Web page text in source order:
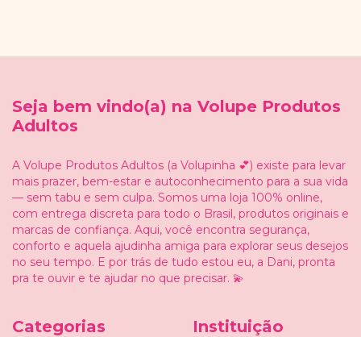
Seja bem vindo(a) na Volupe Produtos
Adultos
A Volupe Produtos Adultos (a Volupinha 💕) existe para levar
mais prazer, bem-estar e autoconhecimento para a sua vida
— sem tabu e sem culpa. Somos uma loja 100% online,
com entrega discreta para todo o Brasil, produtos originais e
marcas de confiança. Aqui, você encontra segurança,
conforto e aquela ajudinha amiga para explorar seus desejos
no seu tempo. E por trás de tudo estou eu, a Dani, pronta
pra te ouvir e te ajudar no que precisar. 💫
Categorias Instituição